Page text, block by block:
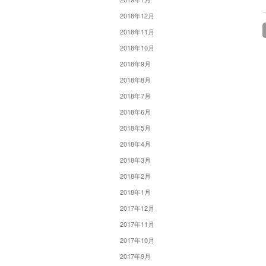
2018年12月
2018年11月
2018年10月
2018年9月
2018年8月
2018年7月
2018年6月
2018年5月
2018年4月
2018年3月
2018年2月
2018年1月
2017年12月
2017年11月
2017年10月
2017年9月